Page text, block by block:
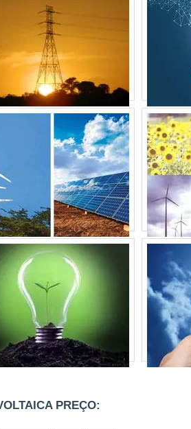
SOLAR COM
inteligente para 2026,
para ajudá-lo a transformar sua
como podemos ajudar
PREÇO: